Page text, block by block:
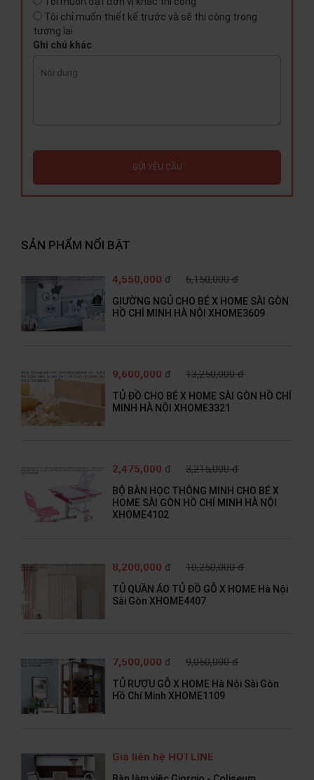
Tôi chỉ muốn thiết kế trước và sẽ thi công trong
tương lai
Ghi chú khác
GỬI YÊU CẦU
SẢN PHẨM NỔI BẬT
4,550,000 đ 6,150,000 đ
GIƯỜNG NGỦ CHO BÉ X HOME SÀI GÒN
HỒ CHÍ MINH HÀ NỘI XHOME3609
9,600,000 đ 13,250,000 đ
TỦ ĐỒ CHO BÉ X HOME SÀI GÒN HỒ CHÍ
MINH HÀ NỘI XHOME3321
2,475,000 đ 3,215,000 đ
BỘ BÀN HỌC THÔNG MINH CHO BÉ X
HOME SÀI GÒN HỒ CHÍ MINH HÀ NỘI
XHOME4102
8,200,000 đ 10,250,000 đ
TỦ QUẦN ÁO TỦ ĐỒ GỖ X HOME Hà Nội
Sài Gòn XHOME4407
7,500,000 đ 9,050,000 đ
TỦ RƯỢU GỖ X HOME Hà Nội Sài Gòn
Hồ Chí Minh XHOME1109
Giá liên hệ HOTLINE